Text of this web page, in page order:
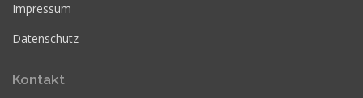
Impressum
Datenschutz
Kontakt